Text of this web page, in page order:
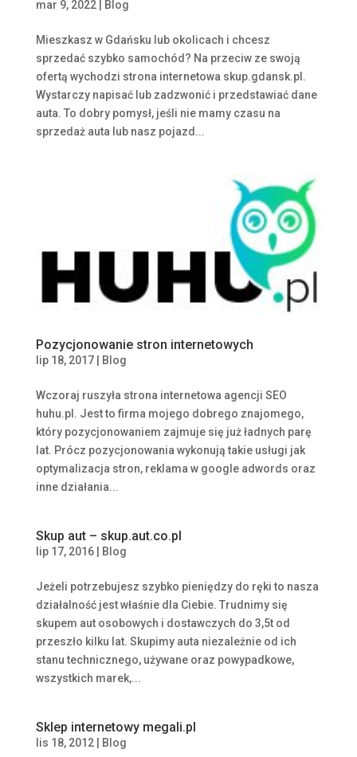
mar 9, 2022| Blog
Mieszkasz w Gdańsku lub okolicach i chcesz
sprzedać szybko samochód? Na przeciw ze swoją
ofertą wychodzi strona internetowa skup.gdansk.pl.
Wystarczy napisać lub zadzwonić i przedstawiać dane
auta. To dobry pomysł, jeśli nie mamy czasu na
sprzedaż auta lub nasz pojazd...
Pozycjonowanie stron internetowych
lip 18, 2017| Blog
Wczoraj ruszyła strona internetowa agencji SEO
huhu.pl. Jest to firma mojego dobrego znajomego,
który pozycjonowaniem zajmuje się już ładnych parę
lat. Prócz pozycjonowania wykonują takie usługi jak
optymalizacja stron, reklama w google adwords oraz
inne działania...
Skup aut – skup.aut.co.pl
lip 17, 2016| Blog
Jeżeli potrzebujesz szybko pieniędzy do ręki to nasza
działalność jest właśnie dla Ciebie. Trudnimy się
skupem aut osobowych i dostawczych do 3,5t od
przeszło kilku lat. Skupimy auta niezależnie od ich
stanu technicznego, używane oraz powypadkowe,
wszystkich marek,...
Sklep internetowy megali.pl
lis 18, 2012| Blog